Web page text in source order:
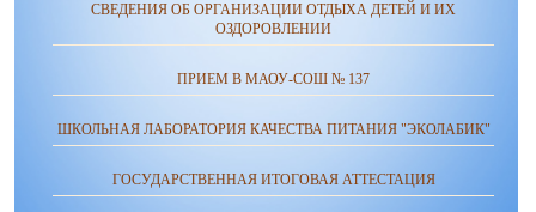
СВЕДЕНИЯ ОБ ОРГАНИЗАЦИИ ОТДЫХА ДЕТЕЙ И ИХ
ОЗДОРОВЛЕНИИ
ПРИЕМ В МАОУ-СОШ № 137
ШКОЛЬНАЯ ЛАБОРАТОРИЯ КАЧЕСТВА ПИТАНИЯ "ЭКОЛАБИК"
ГОСУДАРСТВЕННАЯ ИТОГОВАЯ АТТЕСТАЦИЯ